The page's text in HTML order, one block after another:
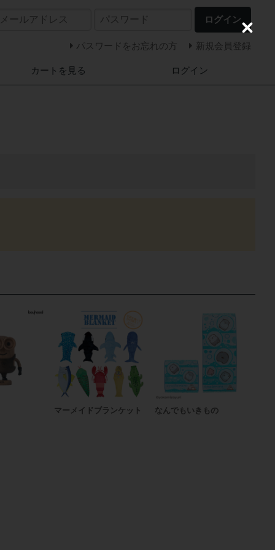
ログイン
パスワードをお忘れの方 新規会員登録
カートを見る ログイン
マーメイドブランケット なんでもいきもの
C
l
o